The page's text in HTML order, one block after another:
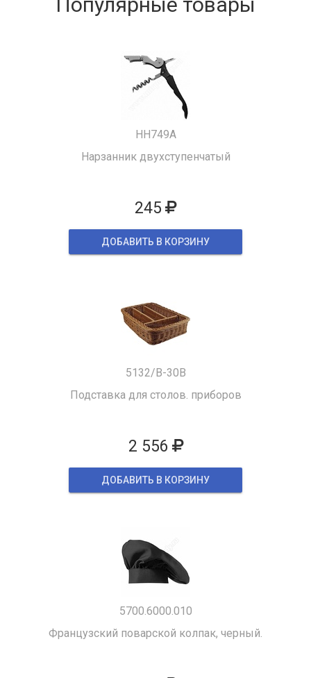
HH749A
Нарзанник двухступенчатый
245
ДОБАВИТЬ В КОРЗИНУ
5132/B-30B
Подставка для столов. приборов
2 556
ДОБАВИТЬ В КОРЗИНУ
5700.6000.010
Французский поварской колпак, черный.